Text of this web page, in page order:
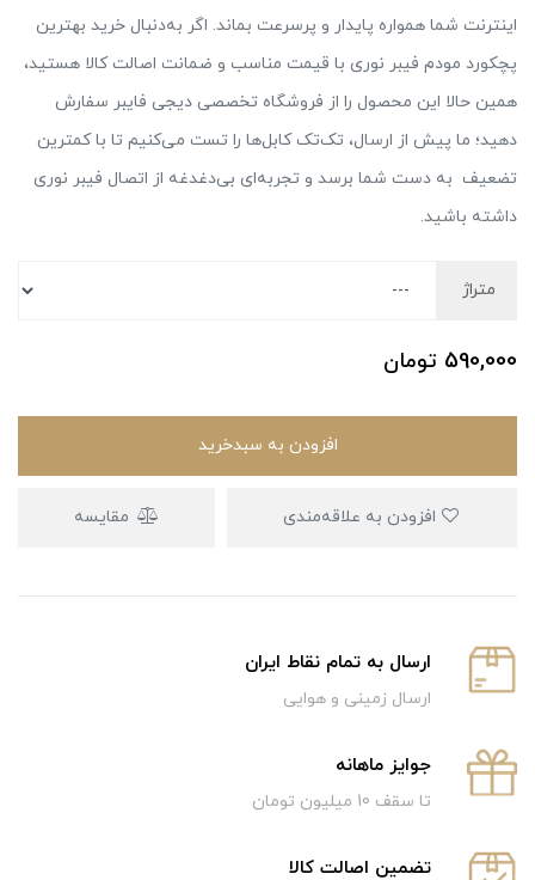
اینترنت شما همواره پایدار و پرسرعت بماند. اگر به‌دنبال خرید بهترین
پچکورد مودم فیبر نوری با قیمت مناسب و ضمانت اصالت کالا هستید،
همین حالا این محصول را از فروشگاه تخصصی دیجی فایبر سفارش
دهید؛ ما پیش از ارسال، تک‌تک کابل‌ها را تست می‌کنیم تا با کمترین
تضعیف به دست شما برسد و تجربه‌ای بی‌دغدغه از اتصال فیبر نوری
داشته باشید.
متراژ
590,000 تومان
افزودن به سبدخرید
مقایسه
ارسال به تمام نقاط ایران
ارسال زمینی و هوایی
جوایز ماهانه
تا سقف 10 میلیون تومان
تضمین اصالت کالا